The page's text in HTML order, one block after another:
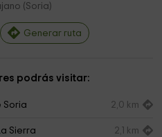
(Soria)
Generar ruta
podrás visitar:
Soria 2,0 km
Sierra 2,1 km